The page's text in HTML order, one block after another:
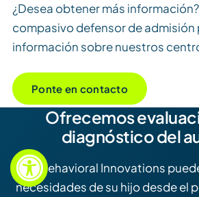
¿Desea obtener más
compasivo defensor de admisión
información sobre nuestros
Ponte en contacto
Ofrecemos
diagnóstico del
Behavioral Innovations
necesidades de su hijo desde el